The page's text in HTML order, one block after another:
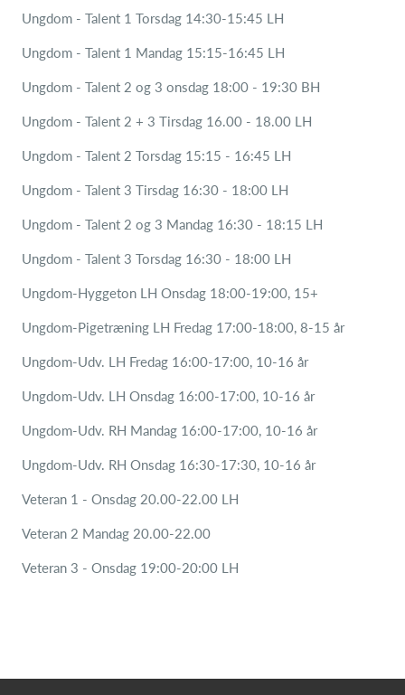
Ungdom - Talent 1 Torsdag 14:30-15:45 LH
Ungdom - Talent 1 Mandag 15:15-16:45 LH
Ungdom - Talent 2 og 3 onsdag 18:00 - 19:30 BH
Ungdom - Talent 2 + 3 Tirsdag 16.00 - 18.00 LH
Ungdom - Talent 2 Torsdag 15:15 - 16:45 LH
Ungdom - Talent 3 Tirsdag 16:30 - 18:00 LH
Ungdom - Talent 2 og 3 Mandag 16:30 - 18:15 LH
Ungdom - Talent 3 Torsdag 16:30 - 18:00 LH
Ungdom-Hyggeton LH Onsdag 18:00-19:00, 15+
Ungdom-Pigetræning LH Fredag 17:00-18:00, 8-15 år
Ungdom-Udv. LH Fredag 16:00-17:00, 10-16 år
Ungdom-Udv. LH Onsdag 16:00-17:00, 10-16 år
Ungdom-Udv. RH Mandag 16:00-17:00, 10-16 år
Ungdom-Udv. RH Onsdag 16:30-17:30, 10-16 år
Veteran 1 - Onsdag 20.00-22.00 LH
Veteran 2 Mandag 20.00-22.00
Veteran 3 - Onsdag 19:00-20:00 LH